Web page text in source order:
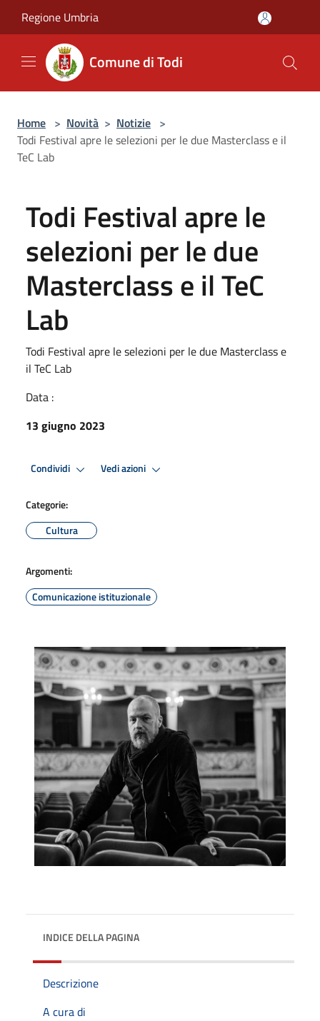
Regione Umbria
Comune di Todi
Home > Novità > Notizie >
Todi Festival apre le selezioni per le due Masterclass e il
TeC Lab
Todi Festival apre le
selezioni per le due
Masterclass e il TeC
Lab
Todi Festival apre le selezioni per le due Masterclass e
il TeC Lab
Data :
13 giugno 2023
Condividi Vedi azioni
Categorie:
Cultura
Argomenti:
Comunicazione istituzionale
INDICE DELLA PAGINA
Descrizione
A cura di